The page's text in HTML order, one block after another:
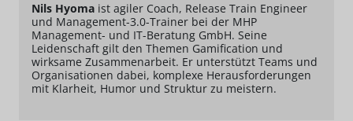
Nils Hyoma ist agiler Coach, Release Train Engineer
und Management-3.0-Trainer bei der MHP
Management- und IT-Beratung GmbH. Seine
Leidenschaft gilt den Themen Gamification und
wirksame Zusammenarbeit. Er unterstützt Teams und
Organisationen dabei, komplexe Herausforderungen
mit Klarheit, Humor und Struktur zu meistern.